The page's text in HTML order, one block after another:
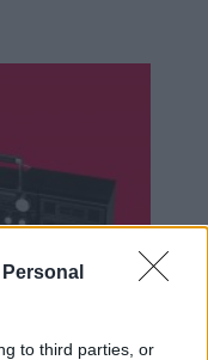
to third parties, or